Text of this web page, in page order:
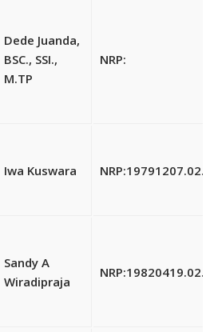
Dede Juanda,
BSC., SSI.,
M.TP
NRP:
Iwa Kuswara NRP:
Sandy A
Wiradipraja
NRP: